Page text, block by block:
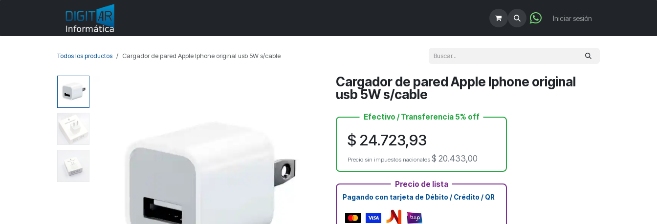
Iniciar sesión
Todos los productos Cargador de pared Apple Iphone original usb 5W s/cable
Cargador de pared Apple Iphone original
usb 5W s/cable
Efectivo / Transferencia 5% off
$ 24.723,93
Precio sin impuestos nacionales $ 20.433,00
Precio de lista
Pagando con tarjeta de Débito / Crédito / QR